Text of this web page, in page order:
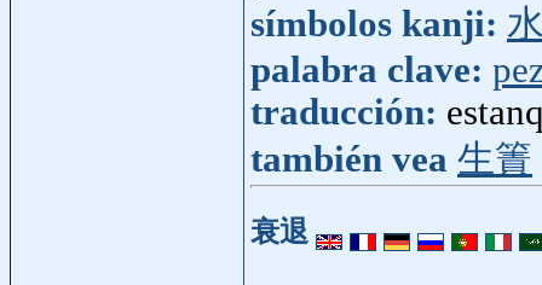
símbolos kanji:
palabra clave:
traducción:
también vea 生簀
衰退